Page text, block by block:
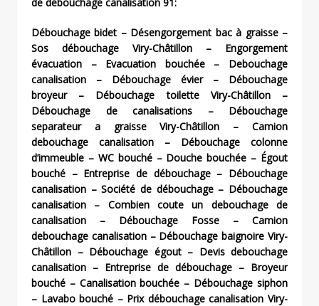
Débouchage bidet – Désengorgement bac à graisse –
Sos débouchage Viry-Châtillon – Engorgement
évacuation – Evacuation bouchée – Debouchage
canalisation – Débouchage évier – Débouchage
broyeur – Débouchage toilette Viry-Châtillon –
Débouchage de canalisations – Débouchage
separateur a graisse Viry-Châtillon – Camion
debouchage canalisation – Débouchage colonne
d’immeuble – WC bouché – Douche bouchée – Égout
bouché – Entreprise de débouchage – Débouchage
canalisation – Société de débouchage – Débouchage
canalisation – Combien coute un debouchage de
canalisation – Débouchage Fosse – Camion
debouchage canalisation – Débouchage baignoire Viry-
Châtillon – Débouchage égout – Devis debouchage
canalisation – Entreprise de débouchage – Broyeur
bouché – Canalisation bouchée – Débouchage siphon
– Lavabo bouché – Prix débouchage canalisation Viry-